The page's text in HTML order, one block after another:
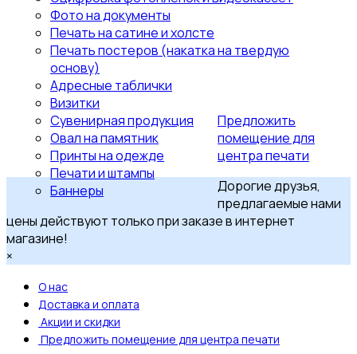
Фото на документы
Печать на сатине и холсте
Печать постеров (накатка на твердую
основу)
Адресные таблички
Визитки
Сувенирная продукция
Овал на памятник
Принты на одежде
Печати и штампы
Баннеры
Предложить
помещение для
центра печати
Дорогие друзья,
предлагаемые нами
цены действуют только при заказе в интернет
магазине!
×
О нас
Доставка и оплата
Акции и скидки
Предложить помещение для центра печати